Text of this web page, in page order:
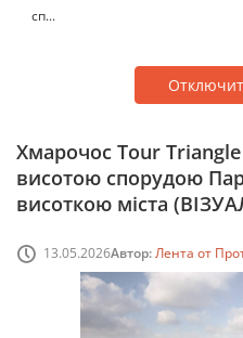
сп...
Хмарочос Tour
висотою спорудою
висоткою міста
13.05.2026Автор:Лента от